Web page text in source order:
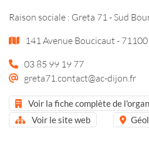
Raison sociale : Greta 71 - Sud
141 Avenue Boucicaut -
03 85 99 19 77
greta71.contact@ac-dijon.fr
Voir la fiche complète de
Voir le site web